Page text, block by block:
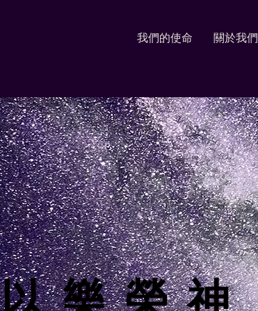
我們的使命 關於我們